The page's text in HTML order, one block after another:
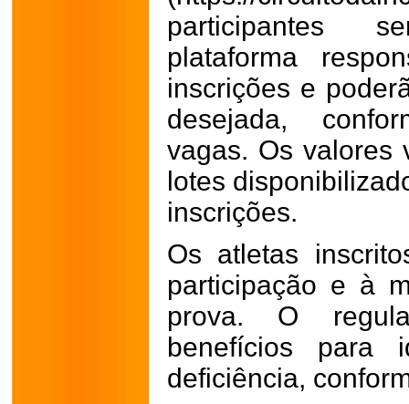
participantes
plataforma
inscrições e
desejada,
vagas. Os valores
lotes
inscrições.
Os atletas
participação e à
prova. O
benefícios para
deficiência,